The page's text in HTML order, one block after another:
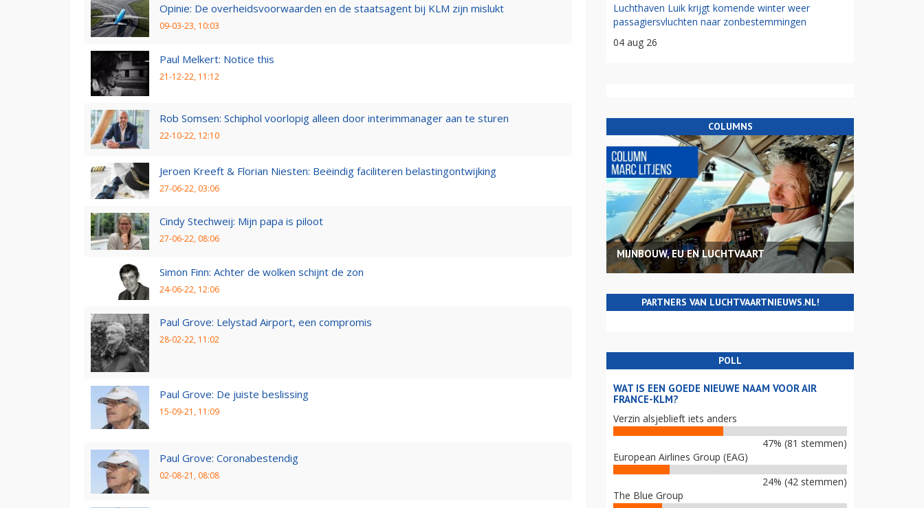
Opinie: De overheidsvoorwaarden en de staatsagent bij KLM zijn mislukt
09-03-23, 10:03
Paul Melkert: Notice this
21-12-22, 11:12
Rob Somsen: Schiphol voorlopig alleen door interimmanager aan te sturen
22-10-22, 12:10
Jeroen Kreeft & Florian Niesten: Beëindig faciliteren belastingontwijking
27-06-22, 03:06
Cindy Stechweij: Mijn papa is piloot
27-06-22, 08:06
Simon Finn: Achter de wolken schijnt de zon
24-06-22, 12:06
Paul Grove: Lelystad Airport, een compromis
28-02-22, 11:02
Paul Grove: De juiste beslissing
15-09-21, 11:09
Paul Grove: Coronabestendig
02-08-21, 08:08
Luchthaven Luik krijgt komende winter weer
passagiersvluchten naar zonbestemmingen
04 aug 26
COLUMNS
MIJNBOUW, EU EN LUCHTVAART
PARTNERS VAN LUCHTVAARTNIEUWS.NL!
POLL
WAT IS EEN GOEDE NIEUWE NAAM VOOR AIR
FRANCE-KLM?
Verzin alsjeblieft iets anders
47% (81 stemmen)
European Airlines Group (EAG)
24% (42 stemmen)
The Blue Group